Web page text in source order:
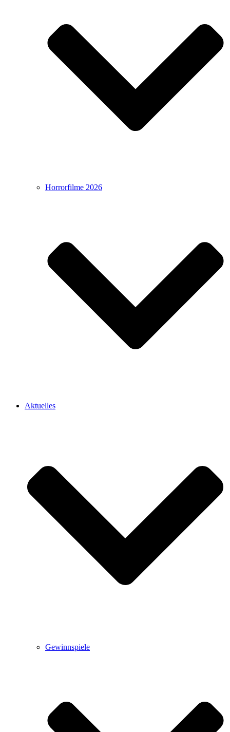
Horrorfilme 2026
Aktuelles
Gewinnspiele